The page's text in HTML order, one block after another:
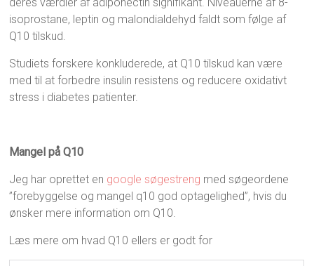
isoprostane, leptin og malondialdehyd faldt som følge af
Q10 tilskud.
Studiets forskere konkluderede, at Q10 tilskud kan være
med til at forbedre insulin resistens og reducere oxidativt
stress i diabetes patienter.
Mangel på Q10
Jeg har oprettet en google søgestreng med søgeordene
”forebyggelse og mangel q10 god optagelighed”, hvis du
ønsker mere information om Q10.
Læs mere om hvad Q10 ellers er godt for